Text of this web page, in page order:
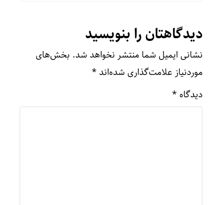
دیدگاهتان را بنویسید
نشانی ایمیل شما منتشر نخواهد شد. بخش‌های
موردنیاز علامت‌گذاری شده‌اند *
دیدگاه *